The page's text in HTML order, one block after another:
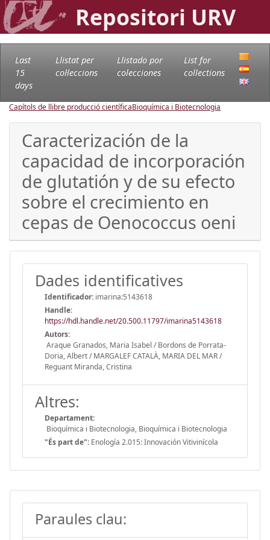
Repositori URV
Last
15
days
Llistat per
col·leccions
Llistado por
colecciones
List for
collections
Capítols de llibre producció científicaBioquímica i Biotecnologia
Caracterización de la
capacidad de incorporación
de glutatión y de su efecto
sobre el crecimiento en
cepas de Oenococcus oeni
Dades identificatives
Identificador: imarina:5143618
Handle:
https://hdl.handle.net/20.500.11797/imarina5143618
Autors:
Araque Granados, Maria Isabel / Bordons de Porrata-
Doria, Albert / MARGALEF CATALÀ, MARIA DEL MAR /
Reguant Miranda, Cristina
Altres:
Departament:
Bioquímica i Biotecnologia, Bioquímica i Biotecnologia
"És part de": Enología 2.015: Innovación Vitivinícola
Paraules clau: